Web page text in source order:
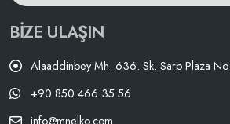
BIZE ULAŞIN
Alaaddinbey Mh. 636. Sk. Sarp Plaza
+90 850 466 35 56